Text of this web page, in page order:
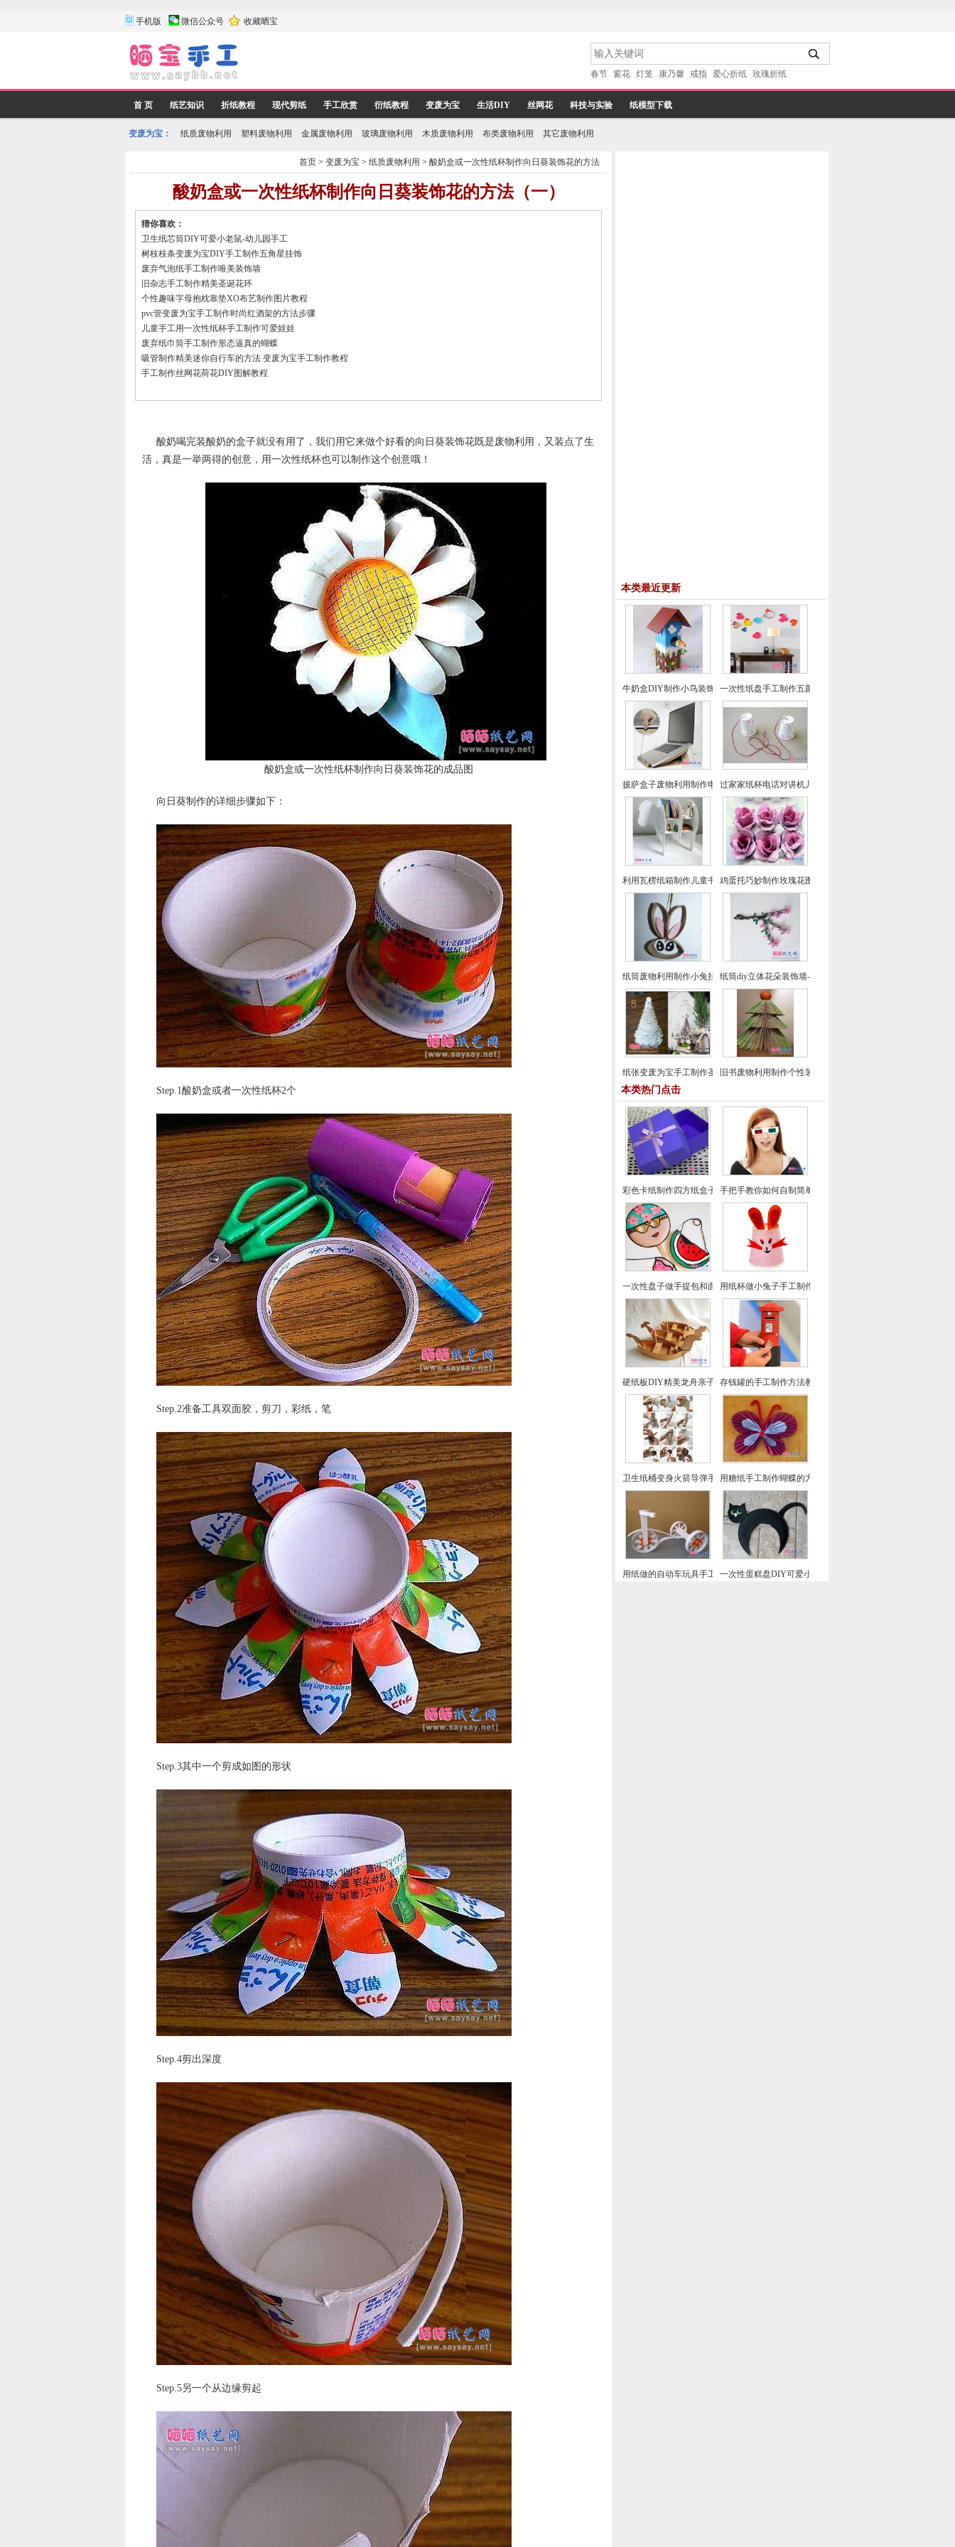
手机版 微信公众号 收藏晒宝
春节 窗花 灯笼 康乃馨 戒指 爱心折纸 玫瑰折纸
首 页 纸艺知识 折纸教程 现代剪纸 手工欣赏 衍纸教程 变废为宝 生活DIY 丝网花 科技与实验 纸模型下载
变废为宝： 纸质废物利用 塑料废物利用 金属废物利用 玻璃废物利用 木质废物利用 布类废物利用 其它废物利用
首页 >变废为宝 >纸质废物利用 >酸奶盒或一次性纸杯制作向日葵装饰花的方法
酸奶盒或一次性纸杯制作向日葵装饰花的方法（一）
猜你喜欢：
卫生纸芯筒DIY可爱小老鼠-幼儿园手工
树枝枝条变废为宝DIY手工制作五角星挂饰
废弃气泡纸手工制作唯美装饰墙
旧杂志手工制作精美圣诞花环
个性趣味字母抱枕靠垫XO布艺制作图片教程
pvc管变废为宝手工制作时尚红酒架的方法步骤
儿童手工用一次性纸杯手工制作可爱娃娃
废弃纸巾筒手工制作形态逼真的蝴蝶
吸管制作精美迷你自行车的方法 变废为宝手工制作教程
手工制作丝网花荷花DIY图解教程
酸奶喝完装酸奶的盒子就没有用了，我们用它来做个好看的向日葵装饰花既是废物利用，又装点了生
活，真是一举两得的创意，用一次性纸杯也可以制作这个创意哦！
酸奶盒或一次性纸杯制作向日葵装饰花的成品图
向日葵制作的详细步骤如下：
Step.1酸奶盒或者一次性纸杯2个
Step.2准备工具双面胶，剪刀，彩纸，笔
Step.3其中一个剪成如图的形状
Step.4剪出深度
Step.5另一个从边缘剪起
本类最近更新
牛奶盒DIY制作小鸟装饰屋一次性纸盘手工制作五颜六色小鱼装饰墙
披萨盒子废物利用制作电脑散热架过家家纸杯电话对讲机儿童手工玩具纸艺制作
利用瓦楞纸箱制作儿童书架方法教程鸡蛋托巧妙制作玫瑰花图文教程
纸筒废物利用制作小兔挂饰纸筒diy立体花朵装饰墙-纸筒废物利用
纸张变废为宝手工制作圣诞树图解教程旧书废物利用制作个性装饰品
本类热门点击
彩色卡纸制作四方纸盒子折纸图文教程手把手教你如何自制简单3D眼镜在家看3D电影
一次性盘子做手提包和面具-儿童手工制作教程
用纸杯做小兔子手工制作教程
硬纸板DIY精美龙舟亲子制作纸船存钱罐的手工制作方法教程
卫生纸桶变身火箭导弹手工制作用糖纸手工制作蝴蝶的方法教程
用纸做的自动车玩具手工DIY制作教程一次性蛋糕盘DIY可爱小猫-幼儿园手工制作教程